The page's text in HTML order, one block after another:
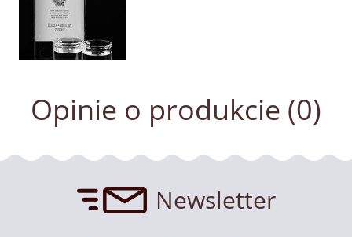
Opinie o produkcie (0)
Newsletter